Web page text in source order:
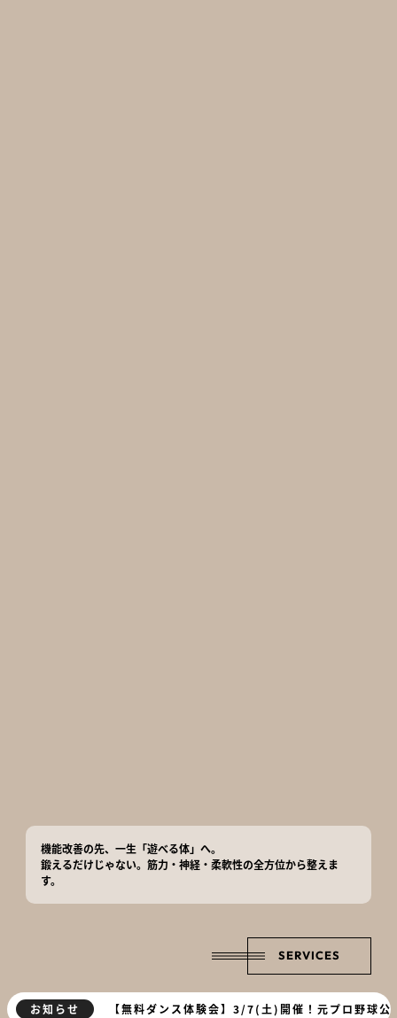
機能改善の先、一生「遊べる体」へ。
鍛えるだけじゃない。筋力・神経・柔軟性の全方位から整えま
す。
SERVICES
動域・筋肉ケア講習会
お知らせ 【無料ダンス体験会】3/7(土)開催！元プロ野球